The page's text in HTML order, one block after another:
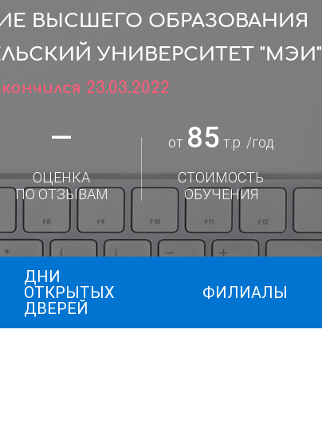
ВЫСШЕГО ОБРАЗОВАНИЯ
УНИВЕРСИТЕТ "МЭИ"
23.03.2022
—
ОЦЕНКА
ПО ОТЗЫВАМ
от 85 т.р. /год
СТОИМОСТЬ
ОБУЧЕНИЯ
ДНИ
ОТКРЫТЫХ
ДВЕРЕЙ
ФИЛИАЛЫ